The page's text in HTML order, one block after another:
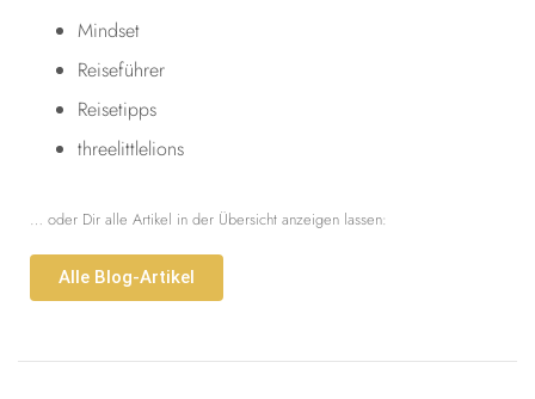
Mindset
Reiseführer
Reisetipps
threelittlelions
… oder Dir alle Artikel in der Übersicht anzeigen lassen:
Alle Blog-Artikel